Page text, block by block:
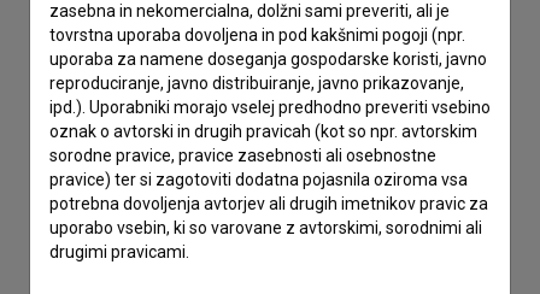
zasebna in nekomercialna, dolžni sami preveriti, ali je
tovrstna uporaba dovoljena in pod kakšnimi pogoji (npr.
uporaba za namene doseganja gospodarske koristi, javno
reproduciranje, javno distribuiranje, javno prikazovanje,
ipd.). Uporabniki morajo vselej predhodno preveriti vsebino
oznak o avtorski in drugih pravicah (kot so npr. avtorskim
sorodne pravice, pravice zasebnosti ali osebnostne
pravice) ter si zagotoviti dodatna pojasnila oziroma vsa
potrebna dovoljenja avtorjev ali drugih imetnikov pravic za
uporabo vsebin, ki so varovane z avtorskimi, sorodnimi ali
drugimi pravicami.